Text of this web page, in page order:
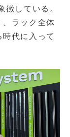
徴している。
ラック全体
代に入って